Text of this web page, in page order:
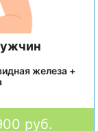
железа +
руб.